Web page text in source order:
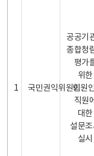
1 국민권익위원회
공공기
종합청
평가
위한
민원
직원에
대한
설문
실시